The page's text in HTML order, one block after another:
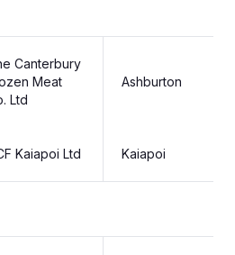
Canterbury
Meat
Ltd
Ashburton
Kaiapoi Ltd Kaiapoi